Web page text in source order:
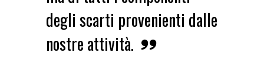
degli scarti provenienti dalle
nostre attività.